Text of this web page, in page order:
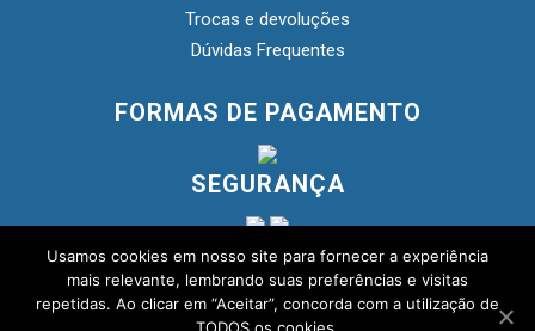
Trocas e devoluções
Dúvidas Frequentes
FORMAS DE PAGAMENTO
SEGURANÇA
Usamos cookies em nosso site para fornecer a experiência
mais relevante, lembrando suas preferências e visitas
repetidas. Ao clicar em “Aceitar”, concorda com a utilização de